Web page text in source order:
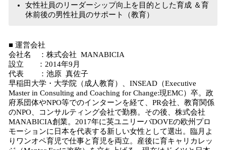
女性社員のリーダーシップ向上を目的とした育成 ＆育
休前後の男性社員のサポート（教育）
■ 運営会社
会社名 ：株式会社 MANABICIA
設立 ：2014年9月
代表 ：池原 真佐子
早稲田大学・大学院（成人教育）、INSEAD（Executive
Master in Consulting and Coaching for Change:現EMC）卒。政
府系団体やNPO等でのインターンを経て、PR会社、教育関係
のNPO、コンサルティング会社で勤務。その後、株式会社
MANABICIA創業。2017年に英ユニリーバDOVEの欧州プロ
モーションに日本を代表する新しい女性として選出。臨月よ
りワンオペ育児で仕事と育児を両立。産後に育キャリカレッ